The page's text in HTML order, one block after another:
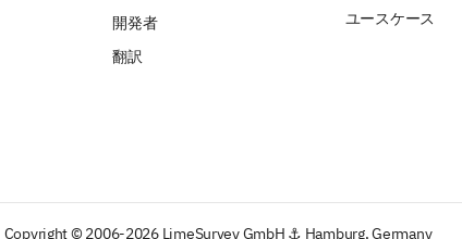
開発者
翻訳
ユースケース
Copyright © 2006-2026 LimeSurvey GmbH ⚓ Hamburg, Germany